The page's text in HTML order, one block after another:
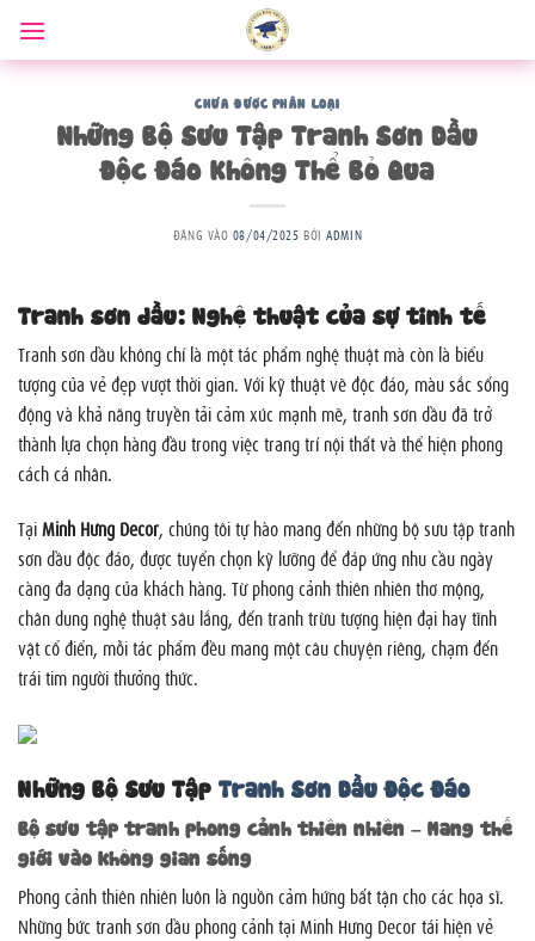
qua
nội
CHƯA ĐƯỢC PHÂN LOẠI
Những Bộ Sưu Tập Tranh Sơn Dầu
Độc Đáo Không Thể Bỏ Qua
ĐĂNG VÀO 08/04/2025 BỞIADMIN
Tranh sơn dầu: Nghệ thuật của sự tinh tế
Tranh sơn dầu không chỉ là một tác phẩm nghệ thuật mà còn là biểu
tượng của vẻ đẹp vượt thời gian. Với kỹ thuật vẽ độc đáo, màu sắc sống
động và khả năng truyền tải cảm xúc mạnh mẽ, tranh sơn dầu đã trở
thành lựa chọn hàng đầu trong việc trang trí nội thất và thể hiện phong
cách cá nhân.
TạiMinh Hưng Decor, chúng tôi tự hào mang đến những bộ sưu tập tranh
sơn dầu độc đáo, được tuyển chọn kỹ lưỡng để đáp ứng nhu cầu ngày
càng đa dạng của khách hàng. Từ phong cảnh thiên nhiên thơ mộng,
chân dung nghệ thuật sâu lắng, đến tranh trừu tượng hiện đại hay tĩnh
vật cổ điển, mỗi tác phẩm đều mang một câu chuyện riêng, chạm đến
trái tim người thưởng thức.
Những Bộ Sưu Tập Tranh Sơn Dầu Độc Đáo
Bộ sưu tập tranh phong cảnh thiên nhiên – Mang thế
giới vào không gian sống
Phong cảnh thiên nhiên luôn là nguồn cảm hứng bất tận cho các họa sĩ.
Những bức tranh sơn dầu phong cảnh tại Minh Hưng Decor tái hiện vẻ